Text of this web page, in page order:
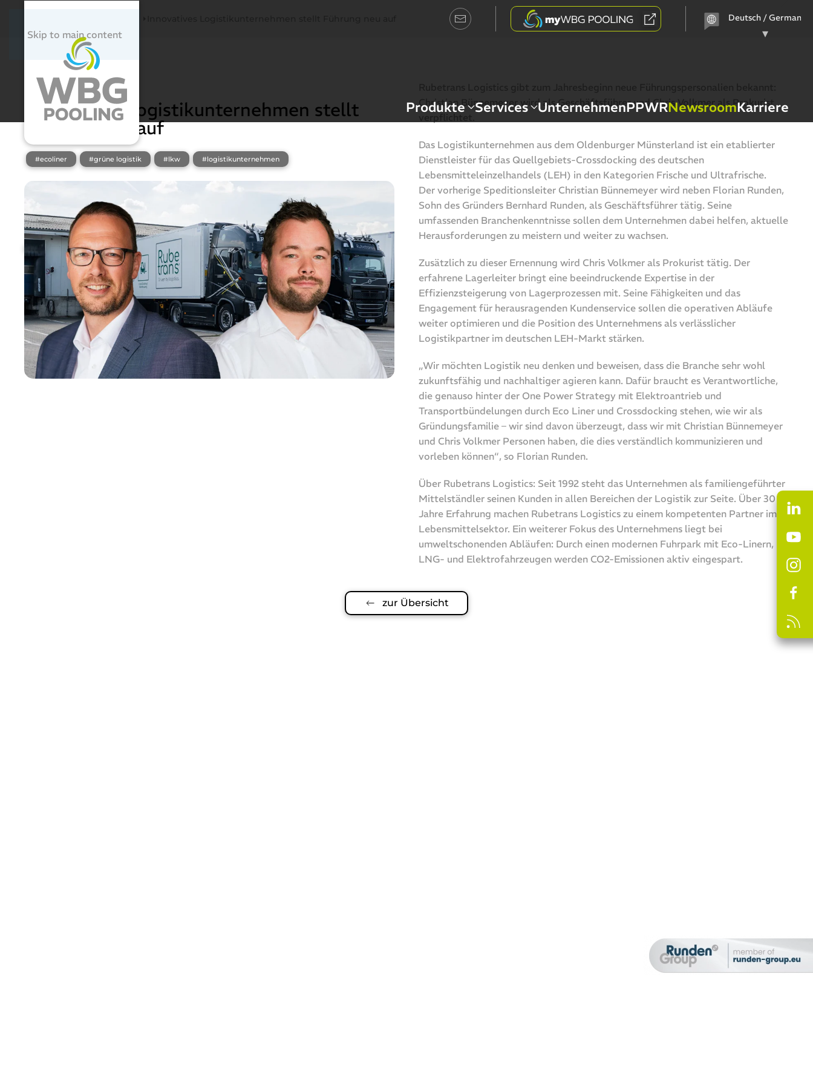
Skip to main content
Sprache
auswählen
Produkte Services UnternehmenPPWRNewsroomKarriere
Newsroom
19. Dezember 2023
Innovatives Logistikunternehmen stellt
Führung neu auf
#ecoliner #grüne logistik #lkw #logistikunternehmen
Christian Bünnemeyer wird als Geschäftsführer und Chris Volkmer als Prokurist
Das Logistikunternehmen aus dem Oldenburger Münsterland ist ein etablierter
Dienstleister für das Quellgebiets-Crossdocking des deutschen
Lebensmitteleinzelhandels (LEH) in den Kategorien Frische und Ultrafrische.
Der vorherige Speditionsleiter Christian Bünnemeyer wird neben Florian Runden,
Sohn des Gründers Bernhard Runden, als Geschäftsführer tätig. Seine
umfassenden Branchenkenntnisse sollen dem Unternehmen dabei helfen, aktuelle
Herausforderungen zu meistern und weiter zu wachsen.
Zusätzlich zu dieser Ernennung wird Chris Volkmer als Prokurist tätig. Der
erfahrene Lagerleiter bringt eine beeindruckende Expertise in der
Effizienzsteigerung von Lagerprozessen mit. Seine Fähigkeiten und das
Engagement für herausragenden Kundenservice sollen die operativen Abläufe
weiter optimieren und die Position des Unternehmens als verlässlicher
Logistikpartner im deutschen LEH-Markt stärken.
„Wir möchten Logistik neu denken und beweisen, dass die Branche sehr wohl
zukunftsfähig und nachhaltiger agieren kann. Dafür braucht es Verantwortliche,
die genauso hinter der One Power Strategy mit Elektroantrieb und
Transportbündelungen durch Eco Liner und Crossdocking stehen, wie wir als
Gründungsfamilie – wir sind davon überzeugt, dass wir mit Christian Bünnemeyer
und Chris Volkmer Personen haben, die dies verständlich kommunizieren und
vorleben können“, so Florian Runden.
Über Rubetrans Logistics: Seit 1992 steht das Unternehmen als familiengeführter
Mittelständler seinen Kunden in allen Bereichen der Logistik zur Seite. Über 30
Jahre Erfahrung machen Rubetrans Logistics zu einem kompetenten Partner im
Lebensmittelsektor. Ein weiterer Fokus des Unternehmens liegt bei
umweltschonenden Abläufen: Durch einen modernen Fuhrpark mit Eco-Linern,
LNG- und Elektrofahrzeugen werden CO2-Emissionen aktiv eingespart.
zur Übersicht